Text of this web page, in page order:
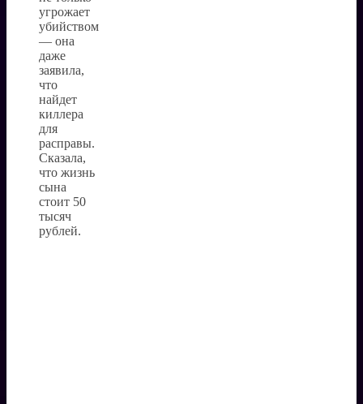
угрожает
убийством
— она
даже
заявила,
что
найдет
киллера
для
расправы.
Сказала,
что жизнь
сына
стоит 50
тысяч
рублей.